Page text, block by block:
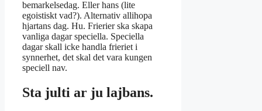
bemarkelsedag. Eller hans (lite
egoistiskt vad?). Alternativ allihopa
hjartans dag. Hu. Frierier ska skapa
vanliga dagar speciella. Speciella
dagar skall icke handla frieriet i
synnerhet, det skal det vara kungen
speciell nav.
Sta julti ar ju lajbans.